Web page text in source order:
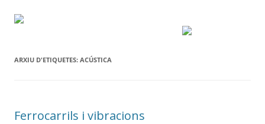
ARXIU D'ETIQUETES: ACÚSTICA
Ferrocarrils i vibracions